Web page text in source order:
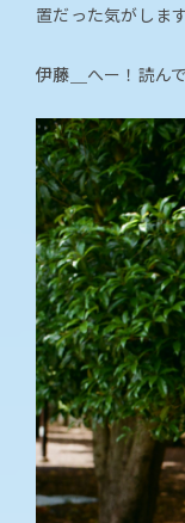
置だった気がします
伊藤＿ へー！読ん